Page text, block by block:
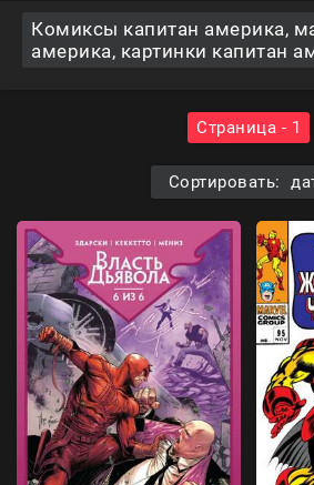
Комиксы капитан америка,
америка, картинки капитан
Страница - 1
Сортировать: